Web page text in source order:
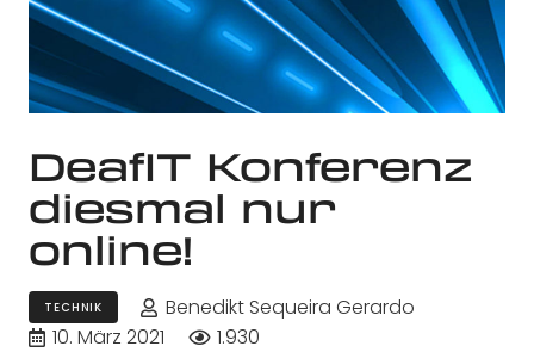
DeafIT Konferenz
diesmal nur
online!
TECHNIK
Benedikt Sequeira Gerardo
10. März 2021
1.930